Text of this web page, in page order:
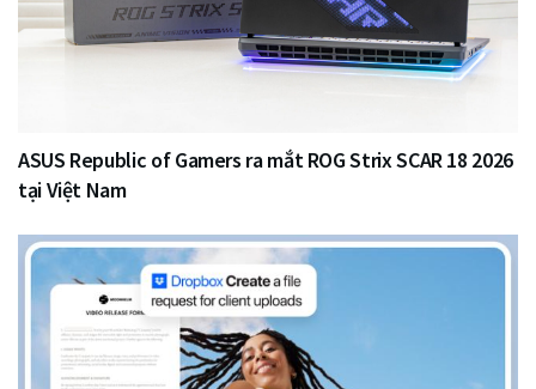
ASUS Republic of Gamers ra mắt ROG Strix SCAR 18 2026
tại Việt Nam